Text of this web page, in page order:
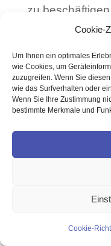
Cookie-
Um Ihnen ein optimales
wie Cookies, um
zuzugreifen. Wenn Sie
wie das Surfverhalten oder
Wenn Sie Ihre Zustimmung
bestimmte Merkmale und
Cookie-
zu beschäftigen.
Die
©